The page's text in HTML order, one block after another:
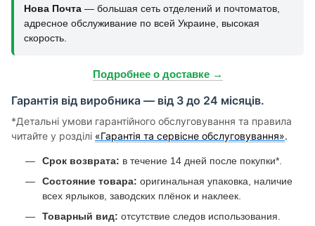
Нова Почта — большая сеть отделений и почтоматов,
адресное обслуживание по всей Украине, высокая
скорость.
Подробнее о доставке →
Гарантія від виробника — від 3 до 24 місяців.
*Детальні умови гарантійного обслуговування та правила
читайте у розділі «Гарантія та сервісне обслуговування».
Срок возврата: в течение 14 дней после покупки*.
Состояние товара: оригинальная упаковка, наличие
всех ярлыков, заводских плёнок и наклеек.
Товарный вид: отсутствие следов использования.